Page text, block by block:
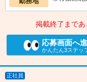
掲載終了まであ
応募画面へ
かんたん3ステッ
正社員